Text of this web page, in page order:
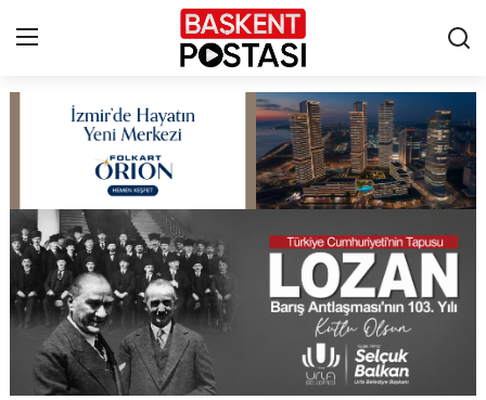
Çerez Politikası
Künye
Ankara
TBMM